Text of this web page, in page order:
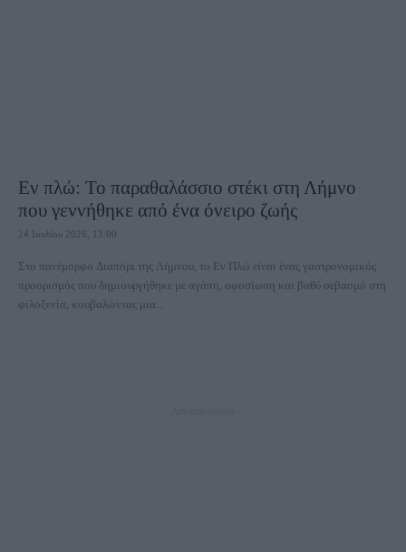
Εν πλώ: Το παραθαλάσσιο στέκι στη Λήμνο
που γεννήθηκε από ένα όνειρο ζωής
24 Ιουλίου 2026, 13:00
Στο πανέμορφο Διαπόρι της Λήμνου, το Εν Πλώ είναι ένας γαστρονομικός
προορισμός που δημιουργήθηκε με αγάπη, αφοσίωση και βαθύ σεβασμό στη
φιλοξενία, κουβαλώντας μια...